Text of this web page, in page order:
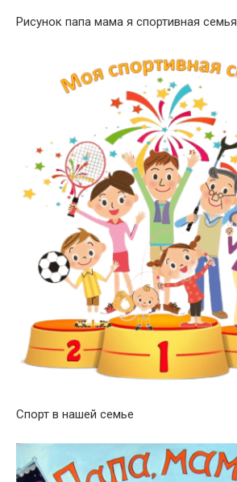
Рисунок папа мама я спортивная семья
Спорт в нашей семье